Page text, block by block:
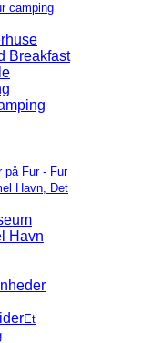
camping
Breakfast
på Fur - Fur
Havn, Det
Havn
Et